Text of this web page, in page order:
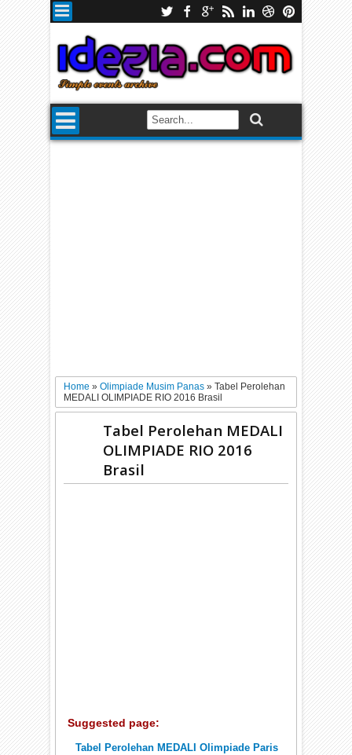
Home»Olimpiade Musim Panas»Tabel Perolehan
MEDALI OLIMPIADE RIO 2016 Brasil
Tabel Perolehan MEDALI
OLIMPIADE RIO 2016
Brasil
Suggested page:
Tabel Perolehan MEDALI Olimpiade Paris